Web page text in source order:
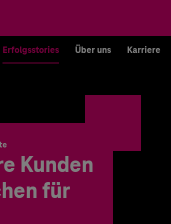
Erfolgsstories Über uns Karriere
Kunden
für